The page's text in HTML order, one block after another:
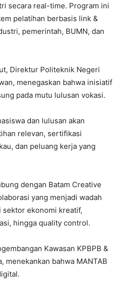
secara real-time. Program ini
pelatihan berbasis link &
pemerintah, BUMN, dan
Direktur Politeknik Negeri
menegaskan bahwa inisiatif
pada mutu lulusan vokasi.
dan lulusan akan
relevan, sertifikasi
dan peluang kerja yang
dengan Batam Creative
yang menjadi wadah
sektor ekonomi kreatif,
hingga quality control.
Kawasan KPBPB &
menekankan bahwa MANTAB